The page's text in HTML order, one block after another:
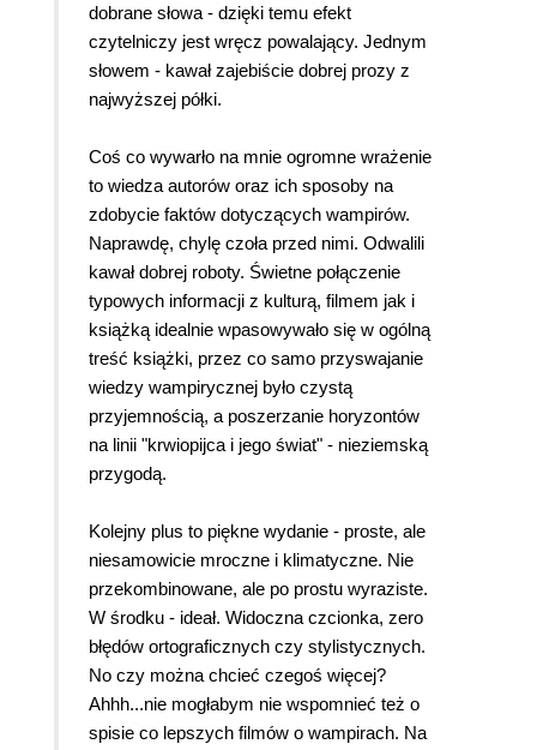
sceny z różnych wersji "Draculi". Po tej lekturze
na pewno nie sięgnę przez jakiś czas do żadnego
filmu, gdzie jest mowa o tej wcale nie aż tak
fascynującej postaci. Ale na inny wampiryczny
przypomniała mi o mojej fascynacji tymi istotami.
Książkę polecam mniej lub bardziej
zaawansowanym fanatykom wampirów, ale nie
tylko. Jeśli ktoś interesuje się podaniami i
legendami oraz życiem codziennym w dawnych
czasach na terenie Europy lub chociażby Polski,
na pewno nie będzie zawiedziony tą książką. Ja
nie byłam, a mój egzemplarz jest obklejony
kolorowani karteczkami, którymi zaznaczyłam
ciekawsze i nieznane mi dotąd informacje.
dobrane słowa - dzięki temu efekt
czytelniczy jest wręcz powalający. Jednym
słowem - kawał zajebiście dobrej prozy z
najwyższej półki.
Coś co wywarło na mnie ogromne wrażenie
to wiedza autorów oraz ich sposoby na
zdobycie faktów dotyczących wampirów.
Naprawdę, chylę czoła przed nimi. Odwalili
kawał dobrej roboty. Świetne połączenie
typowych informacji z kulturą, filmem jak i
książką idealnie wpasowywało się w ogólną
treść książki, przez co samo przyswajanie
wiedzy wampirycznej było czystą
przyjemnością, a poszerzanie horyzontów
na linii "krwiopijca i jego świat" - nieziemską
przygodą.
Kolejny plus to piękne wydanie - proste, ale
niesamowicie mroczne i klimatyczne. Nie
przekombinowane, ale po prostu wyraziste.
W środku - ideał. Widoczna czcionka, zero
błędów ortograficznych czy stylistycznych.
No czy można chcieć czegoś więcej?
Ahhh...nie mogłabym nie wspomnieć też o
spisie co lepszych filmów o wampirach. Na